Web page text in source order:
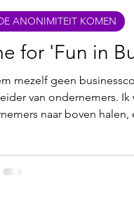
aan je zaak
Ondernemers in de
for 'Fun in
mezelf geen
van ondernemers. Ik
naar boven halen,
ANONIMITEIT KOMEN